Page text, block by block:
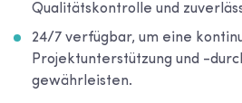
Qualitätskontrolle und
24/7 verfügbar, um eine
Projektunterstützung und -
gewährleisten.